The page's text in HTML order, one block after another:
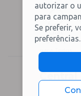
Chat
Online
4002-
autorizar o
para
Se preferir,
preferências.